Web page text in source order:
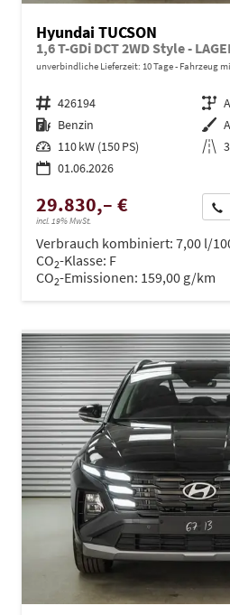
Hyundai TUCSON
1,6 T-GDi DCT 2WD Style -
unverbindliche Lieferzeit: 10 Tage Fahrzeug
Fahrzeugnr. 426194 Getriebe
Kraftstoff Benzin Außenfarbe
Leistung 110 kW (150 PS) Kilometerstand
01.06.2026
29.830,– €
incl. 19% MwSt.
Verbrauch kombiniert: 7,00 l/
CO2-Klasse: F
CO2-Emissionen: 159,00 g/km